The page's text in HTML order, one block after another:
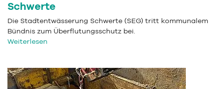
Schwerte
Die Stadtentwässerung Schwerte (SEG) tritt kommunalem
Bündnis zum Überflutungsschutz bei.
Weiterlesen